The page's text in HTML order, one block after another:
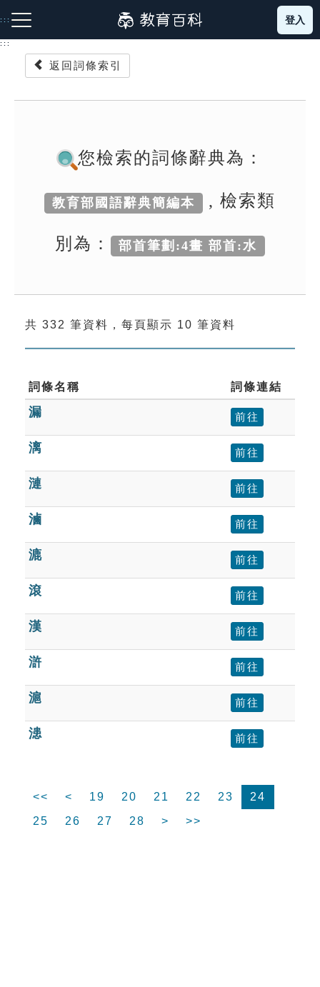
到
主
:::
生字詞彙表
成語故事
索引選單
單字索引
生命大百科索引
遊戲專區
教學應用
貓頭鷹博士
登入
:::
返回詞條索引
您檢索的詞條辭典為：
教育部國語辭典簡編本 , 檢索類
別為： 部首筆劃:4畫 部首:水
共 332 筆資料，每頁顯示 10 筆資料
詞條名稱 詞條連結
漏 前往
漓 前往
漣 前往
滷 前往
漉 前往
滾 前往
漢 前往
滸 前往
滬 前往
漶 前往
<< < 19 20 21 22 23
24
25
26 27 28 > >>